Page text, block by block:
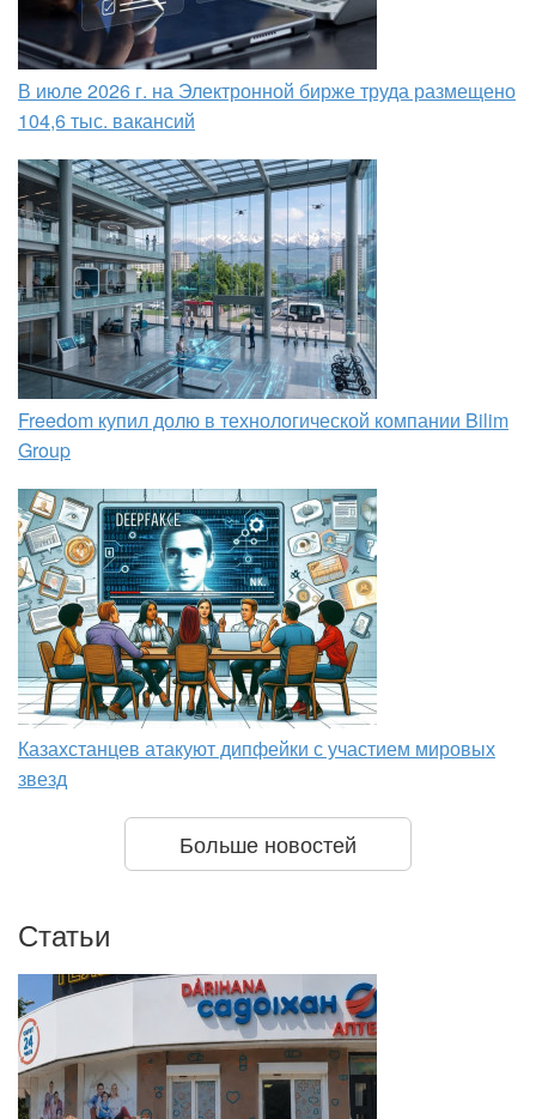
В июле 2026 г. на Электронной бирже труда размещено
104,6 тыс. вакансий
Freedom купил долю в технологической компании Bilim
Group
Казахстанцев атакуют дипфейки с участием мировых
звезд
Больше новостей
Статьи